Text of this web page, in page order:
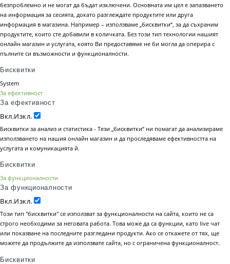
безпроблемно и не могат да бъдат изключени. Основната им цел е запазването
на информация за сесията, докато разглеждате продуктите или друга
информация в магазина. Например – използваме „бисквитки“, за да съхраним
продуктите, които сте добавили в количката. Без този тип технологии нашият
онлайн магазин и услугата, която Ви предоставяме не би могла да оперира с
пълните си възможности и функционалности.
Бисквитки
System
За ефективност
За ефективност
Вкл.Изкл.
Бисквитки за анализ и статистика - Тези „бисквитки“ ни помагат да анализираме
използването на нашия онлайн магазин и да проследяваме ефективността на
услугата и комуникацията й.
Бисквитки
За функционалности
За функционалности
Вкл.Изкл.
Този тип "бисквитки" се използват за функционалности на сайта, които не са
строго необходими за неговата работа. Това може да са функции, като live чат
или показване на последните разгледани продукти. Ако се откажете от тях, ще
можете да продължите да използвате сайта, но с ограничена функционалност.
Бисквитки